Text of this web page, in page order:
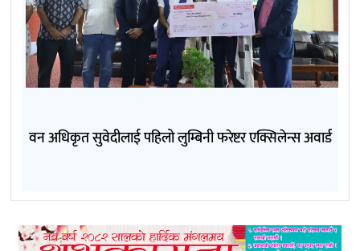
वन अधिकृत सुवेदीलाई पहिलो लुम्बिनी फरेष्टर एक्सिलेन्स अवार्ड